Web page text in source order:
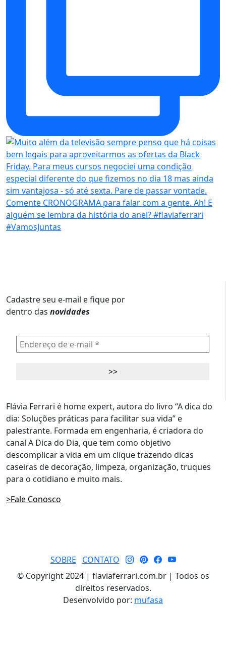
Cadastre seu e-mail e fique por
dentro das novidades
Flávia Ferrari é home expert, autora do livro “A dica do
dia: Soluções práticas para facilitar sua vida” e
palestrante. Formada em engenharia, é criadora do
canal A Dica do Dia, que tem como objetivo
descomplicar a vida em um clique trazendo dicas
caseiras de decoração, limpeza, organização, truques
para o cotidiano e muito mais.
>Fale Conosco
SOBRE
CONTATO
© Copyright 2024 | flaviaferrari.com.br | Todos os
direitos reservados.
Desenvolvido por: mufasa